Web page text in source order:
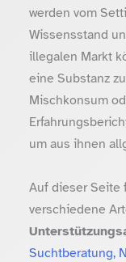
werden vom
Wissensstand
illegalen Markt
eine Substanz
Mischkonsum
um aus ihnen
Auf dieser Seite
verschiedene
Suchtberatung,